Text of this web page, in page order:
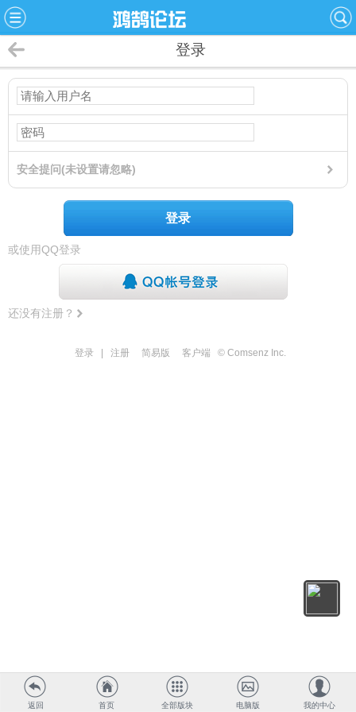
登录
安全提问(未设置请忽略)
登录
或使用QQ登录
还没有注册？
登录 注册 简易版 客户端 © Comsenz Inc.
返回 首页 全部版块 电脑版 我的中心